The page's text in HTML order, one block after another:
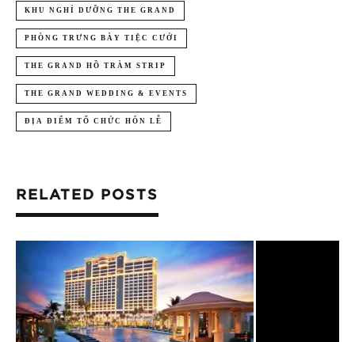
KHU NGHỈ DƯỠNG THE GRAND
PHÒNG TRƯNG BÀY TIỆC CƯỚI
THE GRAND HỒ TRÀM STRIP
THE GRAND WEDDING & EVENTS
ĐỊA ĐIỂM TỔ CHỨC HÔN LỄ
RELATED POSTS